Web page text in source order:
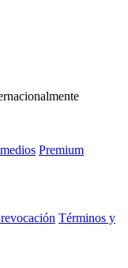
Premium
Términos y